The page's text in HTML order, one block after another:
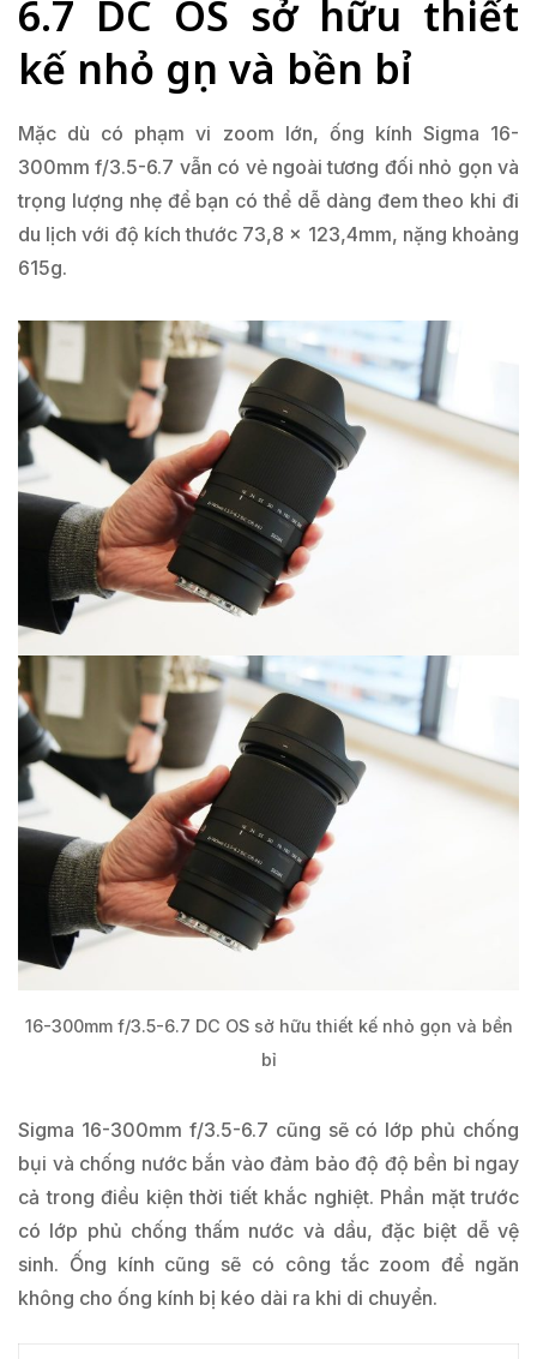
6.7 DC OS sở hữu thiết
kế nhỏ gọn và bền bỉ
Mặc dù có phạm vi zoom lớn, ống kính Sigma 16-
300mm f/3.5-6.7 vẫn có vẻ ngoài tương đối nhỏ gọn và
trọng lượng nhẹ để bạn có thể dễ dàng đem theo khi đi
du lịch với độ kích thước 73,8 x 123,4mm, nặng khoảng
615g.
16-300mm f/3.5-6.7 DC OS sở hữu thiết kế nhỏ gọn và bền
bỉ
Sigma 16-300mm f/3.5-6.7 cũng sẽ có lớp phủ chống
bụi và chống nước bắn vào đảm bảo độ độ bền bỉ ngay
cả trong điều kiện thời tiết khắc nghiệt. Phần mặt trước
có lớp phủ chống thấm nước và dầu, đặc biệt dễ vệ
sinh. Ống kính cũng sẽ có công tắc zoom để ngăn
không cho ống kính bị kéo dài ra khi di chuyển.